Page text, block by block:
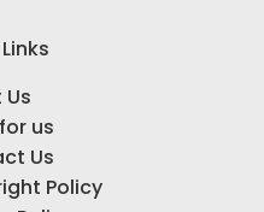
us
Us
Policy